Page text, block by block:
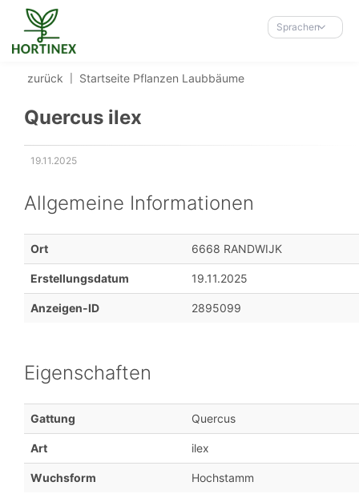
Accessibility-
Modus
aktivieren
Navigation
Inhalt
Sprachen
zurück Startseite Pflanzen Laubbäume
Quercus ilex
19.11.2025
Allgemeine Informationen
Ort 6668 RANDWIJK
Erstellungsdatum 19.11.2025
Anzeigen-ID 2895099
Eigenschaften
Gattung Quercus
Art ilex
Wuchsform Hochstamm